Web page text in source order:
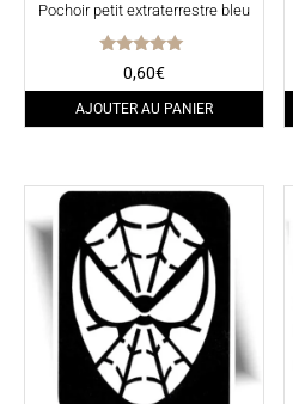
Pochoir petit extraterrestre bleu
Note
5.00
0,60€
AJOUTER AU PANIER